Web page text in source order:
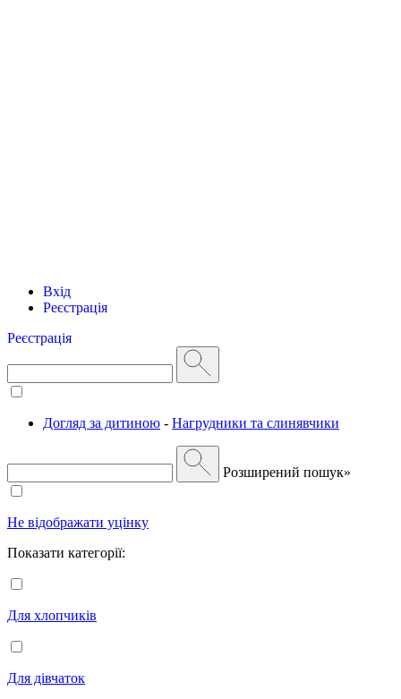
Вхід
Реєстрація
Реєстрація
Догляд за дитиною - Нагрудники та слинявчики
Розширений пошук»
Не відображати уцінку
Показати категорії:
Для хлопчиків
Для дівчаток